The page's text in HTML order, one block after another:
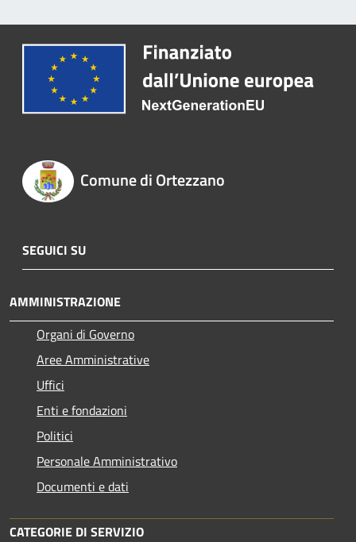
Comune di Ortezzano
SEGUICI SU
AMMINISTRAZIONE
Organi di Governo
Aree Amministrative
Uffici
Enti e fondazioni
Politici
Personale Amministrativo
Documenti e dati
CATEGORIE DI SERVIZIO